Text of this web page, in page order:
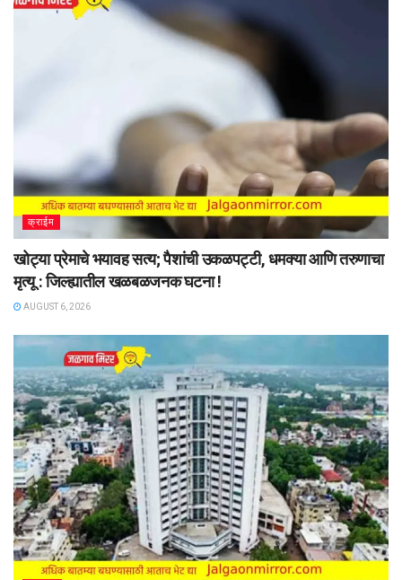
क्राईम
खोट्या प्रेमाचे भयावह सत्य; पैशांची उकळपट्टी, धमक्या आणि तरुणाचा
मृत्यू : जिल्ह्यातील खळबळजनक घटना !
AUGUST 6, 2026